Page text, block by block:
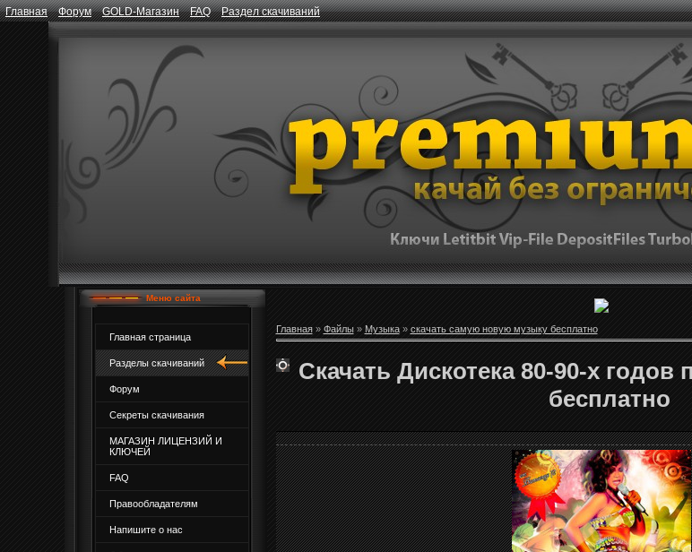
Главная Форум GOLD-Магазин FAQ Раздел скачиваний
Меню сайта
Главная страница
Разделы скачиваний
Форум
Секреты скачивания
МАГАЗИН ЛИЦЕНЗИЙ И
КЛЮЧЕЙ
FAQ
Правообладателям
Напишите о нас
Главная» Файлы» Музыка» скачать самую новую музыку бесплатно
Скачать Дискотека 80-90-х годов
бесплатно